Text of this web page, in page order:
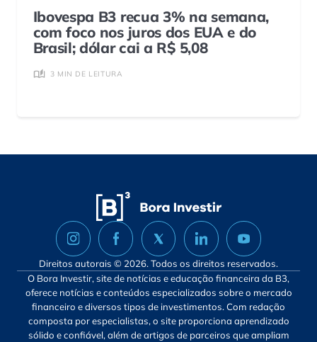
Ibovespa B3 recua 3% na semana,
com foco nos juros dos EUA e do
Brasil; dólar cai a R$ 5,08
3 MIN DE LEITURA
Direitos autorais © 2026. Todos os direitos reservados.
O Bora Investir, site de notícias e educação financeira da B3,
oferece notícias e conteúdos especializados sobre o mercado
financeiro e diversos tipos de investimentos. Com redação
composta por especialistas, o site proporciona aprendizado
sólido e confiável, além de artigos de parceiros que ampliam